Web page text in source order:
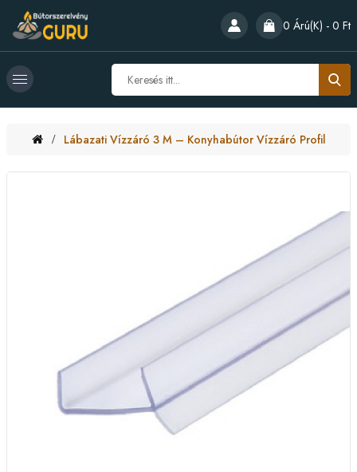
0 Árú(k) - 0 Ft
Lábazati Vízzáró 3 M – Konyhabútor Vízzáró Profil